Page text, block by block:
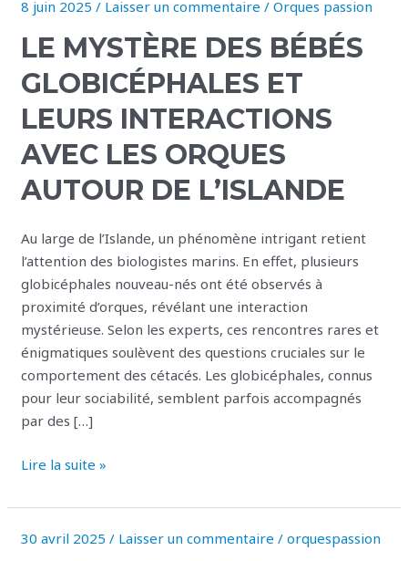
8 juin 2025/ Laisser un commentaire /Orques passion
LE MYSTÈRE DES BÉBÉS
GLOBICÉPHALES ET
LEURS INTERACTIONS
AVEC LES ORQUES
AUTOUR DE L’ISLANDE
Au large de l’Islande, un phénomène intrigant retient
l’attention des biologistes marins. En effet, plusieurs
globicéphales nouveau-nés ont été observés à
proximité d’orques, révélant une interaction
mystérieuse. Selon les experts, ces rencontres rares et
énigmatiques soulèvent des questions cruciales sur le
comportement des cétacés. Les globicéphales, connus
pour leur sociabilité, semblent parfois accompagnés
par des […]
Le
des
bébés
globicéphales
et
leurs
interactions
avec
orques
autour
de
l’Islande
Lire la suite »
30 avril 2025/ Laisser un commentaire /orquespassion
Le